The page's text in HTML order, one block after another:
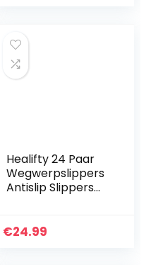
Healifty 24 Paar
Wegwerpslippers
Antislip Slippers
Spa Pedicure Flip
€24.99